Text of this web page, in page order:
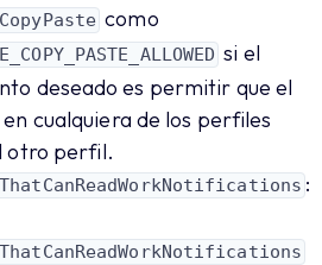
como
si el
deseado es permitir que el
cualquiera de los perfiles
otro perfil.
: